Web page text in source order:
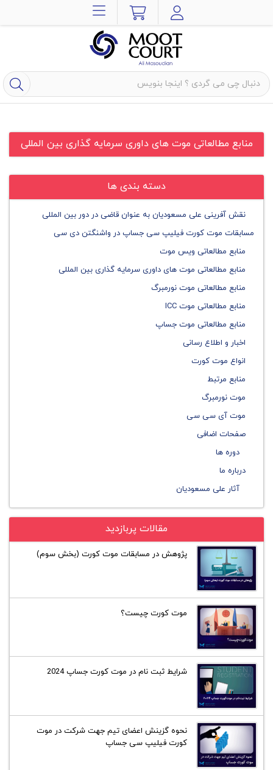
منابع مطالعاتی موت های داوری سرمایه گذاری بین المللی
دسته بندی ها
نقش آفرینی علی مسعودیان به عنوان قاضی در دور بین المللی
مسابقات موت کورت فیلیپ سی جساپ در واشنگتن دی سی
منابع مطالعاتی ویس موت
منابع مطالعاتی موت های داوری سرمایه گذاری بین المللی
منابع مطالعاتی موت نورمبرگ
منابع مطالعاتی موت ICC
منابع مطالعاتی موت جساپ
اخبار و اطلاع رسانی
انواع موت کورت
منابع مرتبط
موت نورمبرگ
موت آی سی سی
صفحات اضافی
دوره ها
درباره ما
آثار علی مسعودیان
مقالات پربازدید
پژوهش در مسابقات موت کورت (بخش سوم)
موت کورت چیست؟
شرایط ثبت نام در موت کورت جساپ 2024
نحوه گزینش اعضای تیم جهت شرکت در موت
کورت فیلیپ سی جساپ